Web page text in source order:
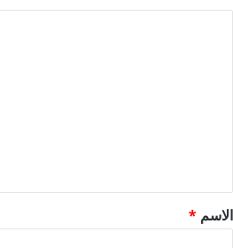
*
الاسم *